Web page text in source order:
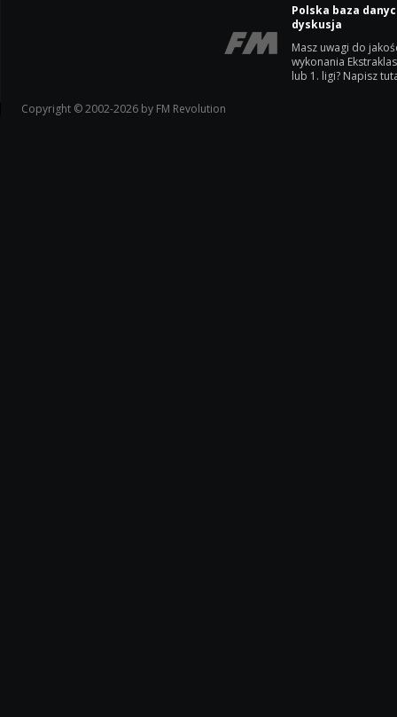
Polska baza
dyskusja
Masz uwagi do
wykonania
lub 1. ligi? Napisz
Copyright © 2002-2026 by FM Revolution